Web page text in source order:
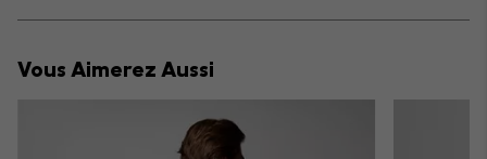
or
Vous Aimerez Aussi